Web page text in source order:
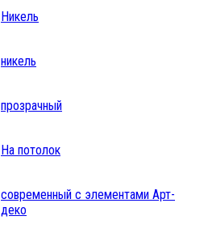
Никель
никель
прозрачный
На потолок
современный с элементами Арт-
деко